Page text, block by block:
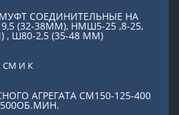
СОЕДИНИТЕЛЬНЫЕ НА
(32-38ММ), НМШ5-25 ,8-25,
, Ш80-2,5 (35-48 ММ)
СМ И К
АГРЕГАТА СМ150-125-400